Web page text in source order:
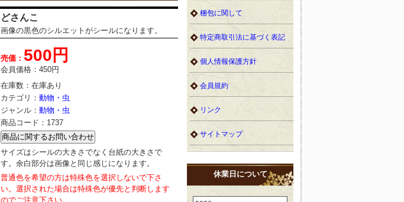
どさんこ
画像の黒色のシルエットがシールになります。
売価： 500円
会員価格： 450円
在庫数： 在庫あり
カテゴリ： 動物・虫
ジャンル： 動物・虫
商品コード： 1737
サイズはシールの大きさでなく台紙の大きさで
す。余白部分は画像と同じ感じになります。
普通色を希望の方は特殊色を選択しないで下さ
い。選択された場合は特殊色が優先と判断します
のでご注意下さい。
梱包に関して
特定商取引法に基づく表記
個人情報保護方針
会員規約
リンク
サイトマップ
休業日について